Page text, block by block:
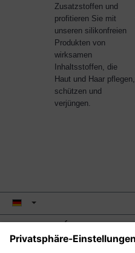
Zusatzstoffen und
profitieren Sie mit
unseren silikonfreien
Produkten von
wirksamen
Inhaltsstoffen, die
Haut und Haar pflegen,
schützen und
verjüngen.